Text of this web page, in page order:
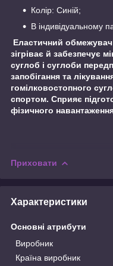
Колір: Синій;
В індивідуальному
Еластичний обмежувач
зігріває й забезпечує
суглоб і суглоби
запобігання та
гомілковостопного
спортом. Сприяє
фізичного
Приховати
Характеристики
Основні атрибути
Виробник
Країна виробник